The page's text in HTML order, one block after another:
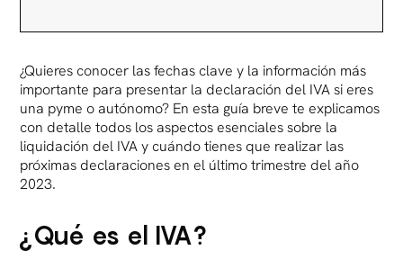
¿Quieres conocer las fechas clave y la información más
importante para presentar la declaración del IVA si eres
una pyme o autónomo? En esta guía breve te explicamos
con detalle todos los aspectos esenciales sobre la
liquidación del IVA y cuándo tienes que realizar las
próximas declaraciones en el último trimestre del año
2023.
¿Qué es el IVA?